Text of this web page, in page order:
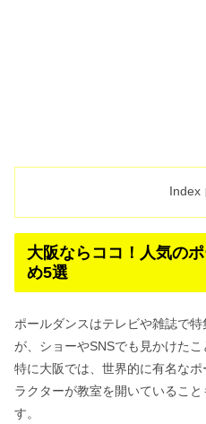
Index
大阪ならココ！人気の
め5選
ポールダンスはテレビや雑誌で
が、ショーやSNSでも見かけたこ
特に大阪では、世界的に有名な
ラクターが教室を開いているこ
す。